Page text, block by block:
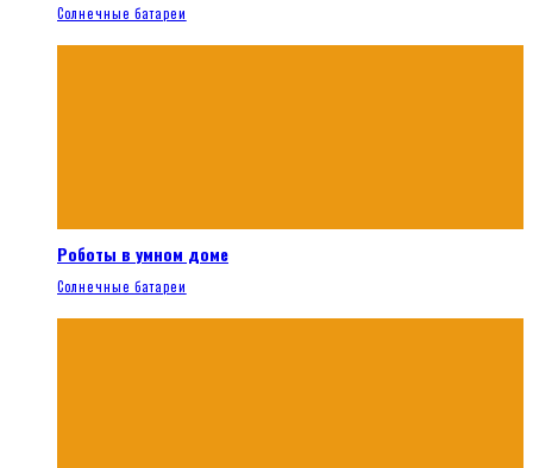
Солнечные батареи
Роботы в умном доме
Солнечные батареи